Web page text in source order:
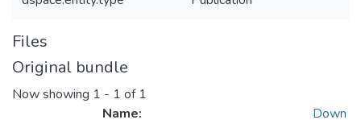
Files
Original bundle
Now showing 1 - 1 of 1
Name:
Down